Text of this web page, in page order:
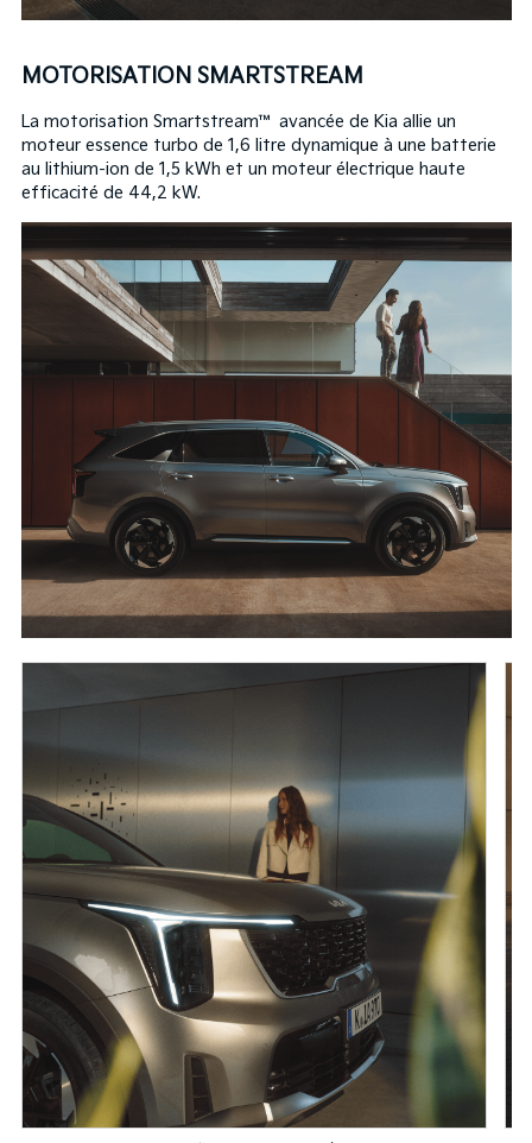
MOTORISATION SMARTSTREAM
La motorisation Smartstream™ avancée de Kia allie un
moteur essence turbo de 1,6 litre dynamique à une batterie
au lithium-ion de 1,5 kWh et un moteur électrique haute
efficacité de 44,2 kW.